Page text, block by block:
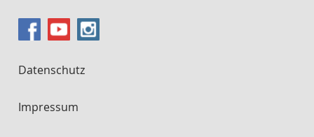
Impressum
Datenschutz